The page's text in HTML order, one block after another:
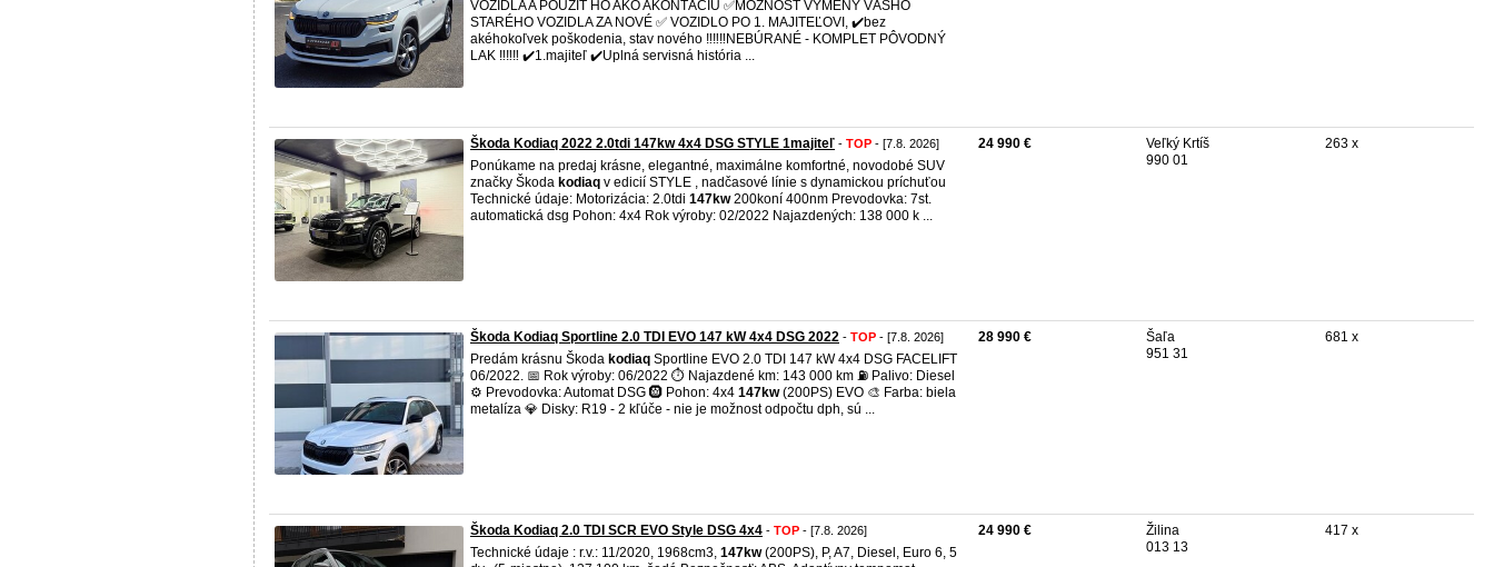
VOZIDLA A POUŽIŤ HO AKO AKONTÁCIU ✅️MOŽNOSŤ VÝMENY VÁŠHO
STARÉHO VOZIDLA ZA NOVÉ ✅️ VOZIDLO PO 1. MAJITEĽOVI, ✔️bez
akéhokoľvek poškodenia, stav nového ‼️‼️‼️NEBÚRANÉ - KOMPLET PÔVODNÝ
LAK ‼️‼️‼️ ✔️1.majiteľ ✔️Uplná servisná história ...
Škoda Kodiaq 2022 2.0tdi 147kw 4x4 DSG STYLE 1majiteľ - TOP - [7.8. 2026]
Ponúkame na predaj krásne, elegantné, maximálne komfortné, novodobé SUV
značky Škoda kodiaq v edicií STYLE , nadčasové línie s dynamickou príchuťou
Technické údaje: Motorizácia: 2.0tdi 147kw200koní 400nm Prevodovka: 7st.
automatická dsg Pohon: 4x4 Rok výroby: 02/2022 Najazdených: 138 000 k ...
24 990 €
Veľký Krtíš
990 01
263 x
Škoda Kodiaq Sportline 2.0 TDI EVO 147 kW 4x4 DSG 2022 - TOP - [7.8. 2026]
Predám krásnu Škoda kodiaq Sportline EVO 2.0 TDI 147 kW 4x4 DSG FACELIFT
06/2022. 📅 Rok výroby: 06/2022 ⏱️ Najazdené km: 143 000 km ⛽ Palivo: Diesel
⚙️ Prevodovka: Automat DSG 🛞 Pohon: 4x4 147kw(200PS) EVO 🎨 Farba: biela
metalíza 💎 Disky: R19 - 2 kľúče - nie je možnost odpočtu dph, sú ...
28 990 €
Šaľa
951 31
681 x
Škoda Kodiaq 2.0 TDI SCR EVO Style DSG 4x4 - TOP - [7.8. 2026]
Technické údaje : r.v.: 11/2020, 1968cm3, 147kw(200PS), P, A7, Diesel, Euro 6, 5
24 990 €
Žilina
013 13
417 x